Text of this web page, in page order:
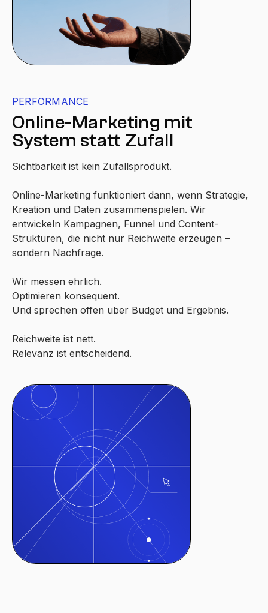
PERFORMANCE
Online-Marketing mit
System statt Zufall
Sichtbarkeit ist kein Zufallsprodukt.
Online-Marketing funktioniert dann, wenn Strategie,
Kreation und Daten zusammenspielen. Wir
entwickeln Kampagnen, Funnel und Content-
Strukturen, die nicht nur Reichweite erzeugen –
sondern Nachfrage.
Wir messen ehrlich.
Optimieren konsequent.
Und sprechen offen über Budget und Ergebnis.
Reichweite ist nett.
Relevanz ist entscheidend.